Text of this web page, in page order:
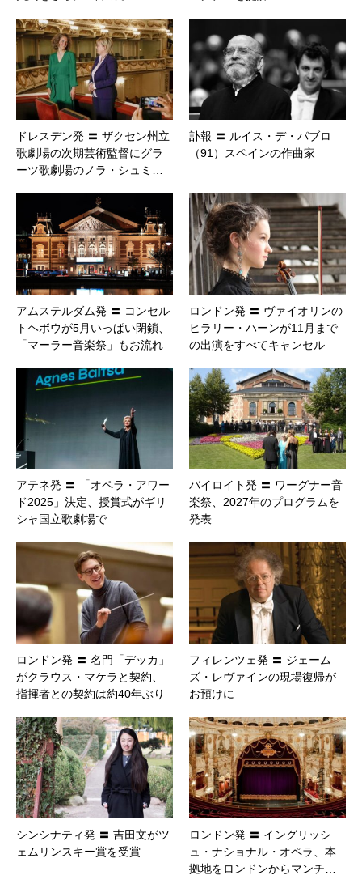
ドレスデン発 〓 ザクセン州立
歌劇場の次期芸術監督にグラ
ーツ歌劇場のノラ・シュミ…
訃報 〓 ルイス・デ・パブロ
（91）スペインの作曲家
アムステルダム発 〓 コンセル
トヘボウが5月いっぱい閉鎖、
「マーラー音楽祭」もお流れ
ロンドン発 〓 ヴァイオリンの
ヒラリー・ハーンが11月まで
の出演をすべてキャンセル
アテネ発 〓 「オペラ・アワー
ド2025」決定、授賞式がギリ
シャ国立歌劇場で
バイロイト発 〓 ワーグナー音
楽祭、2027年のプログラムを
発表
ロンドン発 〓 名門「デッカ」
がクラウス・マケラと契約、
指揮者との契約は約40年ぶり
フィレンツェ発 〓 ジェーム
ズ・レヴァインの現場復帰が
お預けに
シンシナティ発 〓 吉田文がツ
ェムリンスキー賞を受賞
ロンドン発 〓 イングリッシ
ュ・ナショナル・オペラ、本
拠地をロンドンからマンチ…